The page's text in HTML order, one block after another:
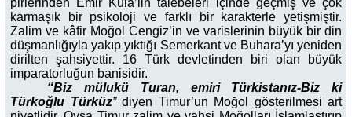
karmaşık bir psikoloji ve farklı bir karakterle yetişmiştir.
Zalim ve kâfir Moğol Cengiz’in ve varislerinin büyük bir din
düşmanlığıyla yakıp yıktığı Semerkant ve Buhara’yı yeniden
dirilten şahsiyettir. 16 Türk devletinden biri olan büyük
imparatorluğun banisidir.
“Biz mülukü Turan, emiri Türkistanız-Biz ki
Türkoğlu Türküz”diyen Timur’un Moğol gösterilmesi art